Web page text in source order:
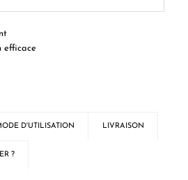
efficace
D'UTILISATION LIVRAISON
?